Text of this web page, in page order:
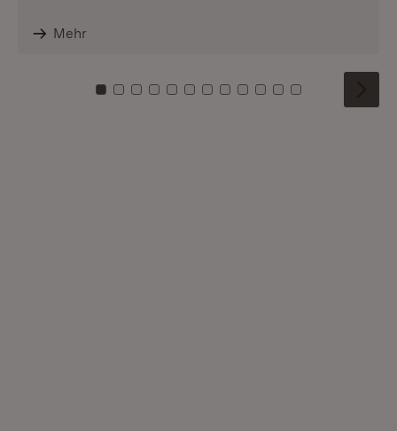
Mehr
Zu Kachel: 0
Zu Kachel: 1
Zu Kachel: 2
Zu Kachel: 3
Zu Kachel: 4
Zu Kachel: 5
Zu Kachel: 6
Zu Kachel: 7
Zu Kachel: 8
Zu Kachel: 9
Zu Kachel: 10
Zu Kachel: 11